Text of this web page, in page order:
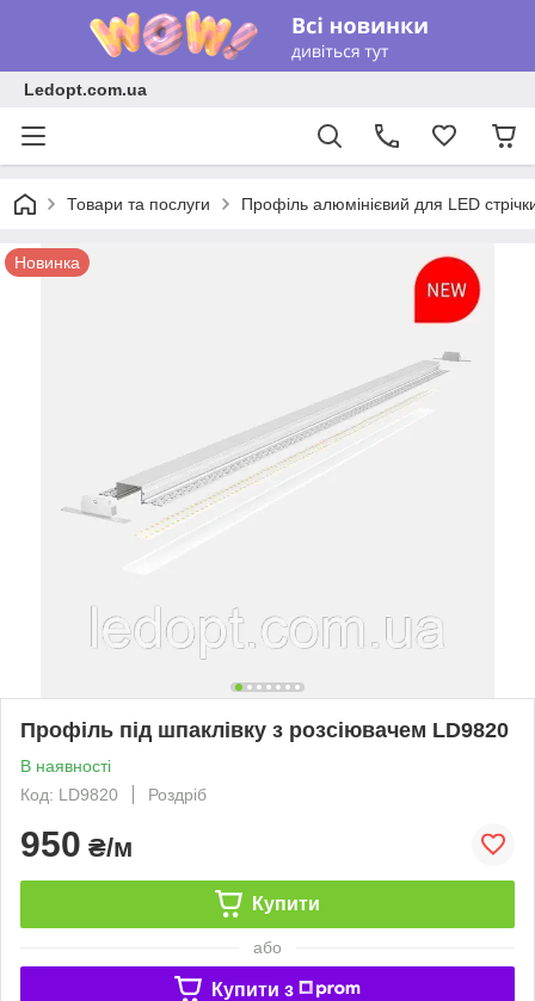
Ledopt.com.ua
Товари та послуги Профіль алюмінієвий для LED
Новинка
Профіль під шпаклівку з розсіювачем LD9820
В наявності
Код: LD9820
Роздріб
950 ₴/м
Купити
або
Купити з